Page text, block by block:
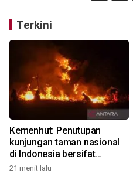
Terkini
Kemenhut: Penutupan
kunjungan taman nasional
di Indonesia bersifat
kondisional
21 menit lalu